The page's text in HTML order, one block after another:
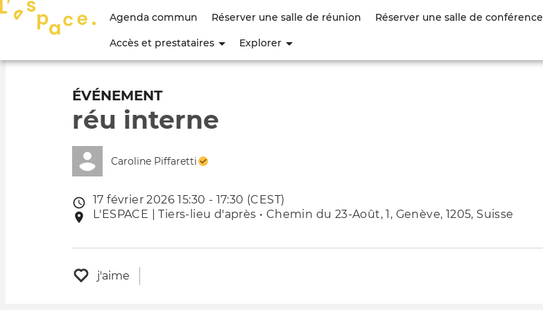
principal
Menu
compte
l'utilisateur
Agenda commun Réserver une salle de réunion Réserver une salle de conférence
Accès et prestataires Explorer
ÉVÉNEMENT
réu interne
Caroline Piffaretti
Date
de
17 février 2026 15:30 - 17:30 (CEST)
Lieu
l'événement
L'ESPACE | Tiers-lieu d'après • Chemin du 23-Août, 1, Genève, 1205, Suisse
j'aime